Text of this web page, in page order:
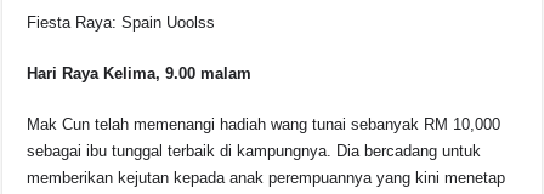
Fiesta Raya: Spain Uoolss
Hari Raya Kelima, 9.00 malam
Mak Cun telah memenangi hadiah wang tunai sebanyak RM 10,000
sebagai ibu tunggal terbaik di kampungnya. Dia bercadang untuk
memberikan kejutan kepada anak perempuannya yang kini menetap